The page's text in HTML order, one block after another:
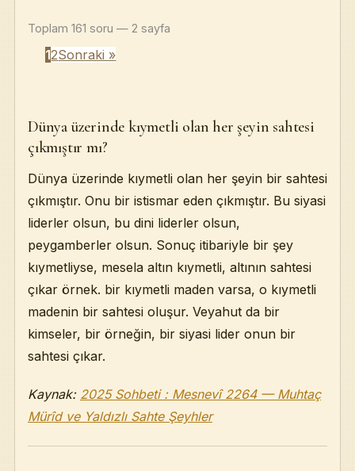
Toplam 161 soru — 2 sayfa
12Sonraki »
Dünya üzerinde kıymetli olan her şeyin sahtesi
çıkmıştır mı?
Dünya üzerinde kıymetli olan her şeyin bir sahtesi
çıkmıştır. Onu bir istismar eden çıkmıştır. Bu siyasi
liderler olsun, bu dini liderler olsun,
peygamberler olsun. Sonuç itibariyle bir şey
kıymetliyse, mesela altın kıymetli, altının sahtesi
çıkar örnek. bir kıymetli maden varsa, o kıymetli
madenin bir sahtesi oluşur. Veyahut da bir
kimseler, bir örneğin, bir siyasi lider onun bir
sahtesi çıkar.
Kaynak: 2025 Sohbeti : Mesnevî 2264 — Muhtaç
Mürîd ve Yaldızlı Sahte Şeyhler